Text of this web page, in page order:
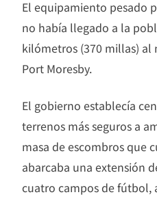
El equipamiento pesado
no había llegado a la
kilómetros (370 millas)
Port Moresby.
El gobierno establecía
terrenos más seguros a
masa de escombros que
abarcaba una extensión
cuatro campos de fútbol,